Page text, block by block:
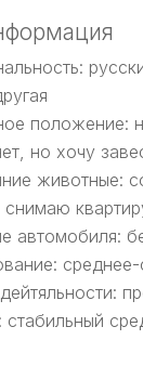
положение:
но хочу
животные:
автомобиля:
среднее-